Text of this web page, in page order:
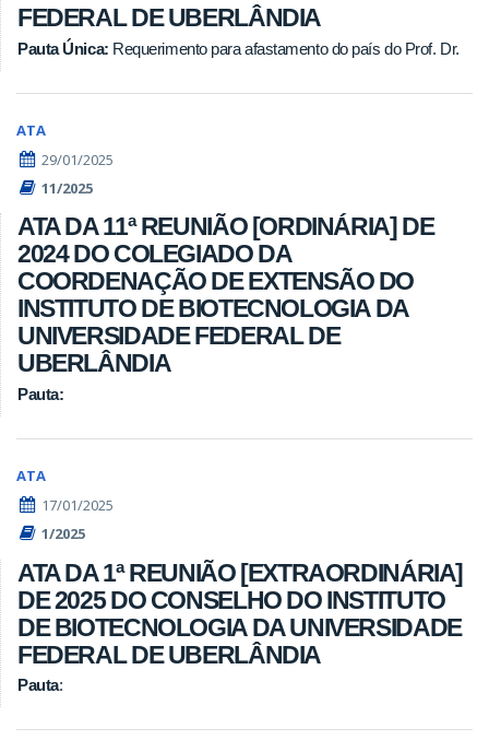
FEDERAL DE UBERLÂNDIA
Pauta Única: Requerimento para afastamento do país do Prof. Dr.
ATA
29/01/2025
11/2025
ATA DA 11ª REUNIÃO [ORDINÁRIA] DE
2024 DO COLEGIADO DA
COORDENAÇÃO DE EXTENSÃO DO
INSTITUTO DE BIOTECNOLOGIA DA
UNIVERSIDADE FEDERAL DE
UBERLÂNDIA
Pauta:
ATA
17/01/2025
1/2025
ATA DA 1ª REUNIÃO [EXTRAORDINÁRIA]
DE 2025 DO CONSELHO DO INSTITUTO
DE BIOTECNOLOGIA DA UNIVERSIDADE
FEDERAL DE UBERLÂNDIA
Pauta: